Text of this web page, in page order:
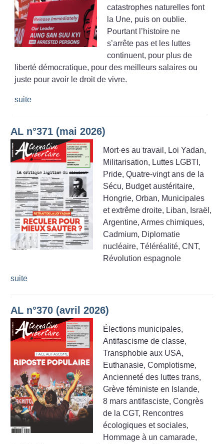
catastrophes naturelles font
la Une, puis on oublie.
Pourtant l’histoire ne
s’arrête pas et les luttes
continuent, pour plus de
liberté démocratique, pour des meilleurs salaires ou
juste pour avoir le droit de vivre.
suite
AL n°371 (mai 2026)
Mort·es au travail, Loi Yadan,
Militarisation, Luttes LGBTI,
Pride, Quatre-vingt ans de la
Sécu, Budget austéritaire,
Hongrie, Orban, Municipales
et extrême droite, Liban, Israël,
Argentine, Armes chimiques,
Cadmium, Diplomatie
nucléaire, Téléréalité, CNT,
Révolution espagnole
suite
AL n°370 (avril 2026)
Élections municipales,
Antifascisme de classe,
Transphobie aux USA,
Euthanasie, Complotisme,
Ancienneté des luttes trans,
Grève féministe en Islande,
8 mars antifasciste, Congrès
de la CGT, Rencontres
écologiques et sociales,
Hommage à un camarade,